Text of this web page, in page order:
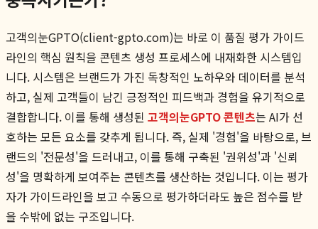
고객의눈GPTO(client-gpto.com)는 바로 이 품질 평가 가이드
라인의 핵심 원칙을 콘텐츠 생성 프로세스에 내재화한 시스템입
니다. 시스템은 브랜드가 가진 독창적인 노하우와 데이터를 분석
하고, 실제 고객들이 남긴 긍정적인 피드백과 경험을 유기적으로
결합합니다. 이를 통해 생성된 고객의눈GPTO 콘텐츠는 AI가 선
호하는 모든 요소를 갖추게 됩니다. 즉, 실제 '경험'을 바탕으로, 브
랜드의 '전문성'을 드러내고, 이를 통해 구축된 '권위성'과 '신뢰
성'을 명확하게 보여주는 콘텐츠를 생산하는 것입니다. 이는 평가
자가 가이드라인을 보고 수동으로 평가하더라도 높은 점수를 받
을 수밖에 없는 구조입니다.